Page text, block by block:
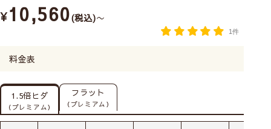
¥10,560 税込 〜
1件
料金表
1.5倍ヒダ
（プレミアム）
フラット
（プレミアム）